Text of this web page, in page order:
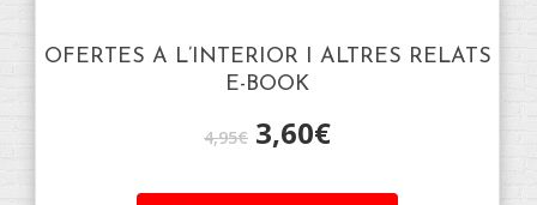
OFERTES A L’INTERIOR I ALTRES RELATS
E-BOOK
4,95€ 3,60€